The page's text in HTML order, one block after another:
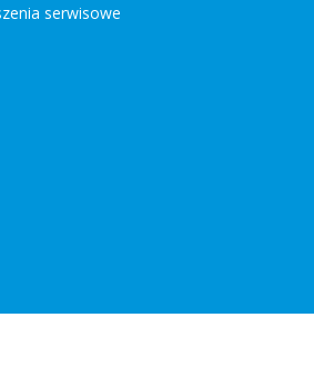
serwisowe